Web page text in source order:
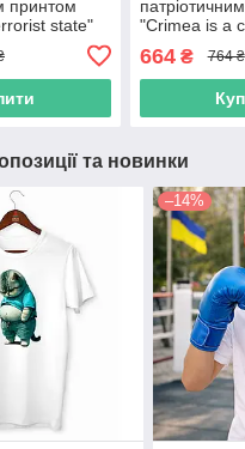
принтом
state"
"Crimea is a
Ukrainian
664₴ 764 ₴
та новинки
–14%